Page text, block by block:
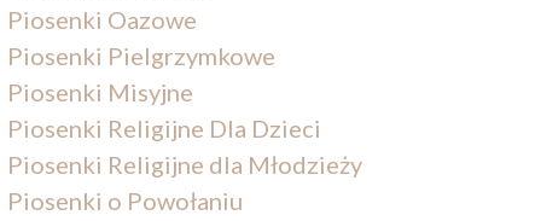
Piosenki Oazowe
Piosenki Pielgrzymkowe
Piosenki Misyjne
Piosenki Religijne Dla Dzieci
Piosenki Religijne dla Młodzieży
Piosenki o Powołaniu